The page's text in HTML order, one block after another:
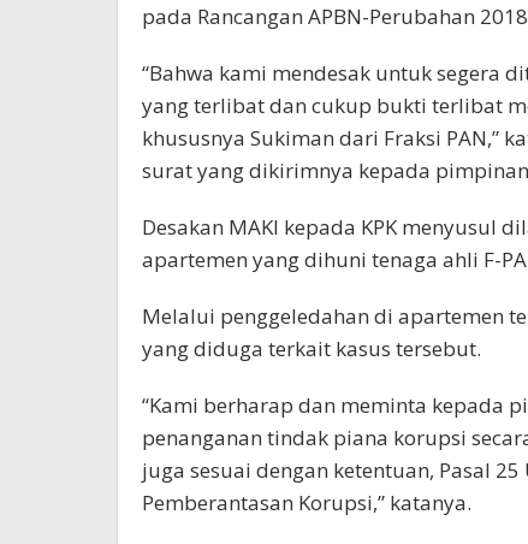
pada Rancangan APBN-Perubahan
“Bahwa kami mendesak untuk segera
yang terlibat dan cukup bukti terlibat
khususnya Sukiman dari Fraksi PAN,”
surat yang dikirimnya kepada pimpinan
Desakan MAKI kepada KPK menyusul
apartemen yang dihuni tenaga ahli F-
Melalui penggeledahan di apartemen
yang diduga terkait kasus tersebut.
“Kami berharap dan meminta kepada
penanganan tindak piana korupsi
juga sesuai dengan ketentuan, Pasal
Pemberantasan Korupsi,” katanya.